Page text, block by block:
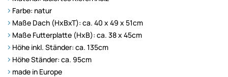
Farbe: natur
Maße Dach (HxBxT): ca. 40 x 49 x 51cm
Maße Futterplatte (HxB): ca. 38 x 45cm
Höhe inkl. Ständer: ca. 135cm
Höhe Ständer: ca. 95cm
made in Europe